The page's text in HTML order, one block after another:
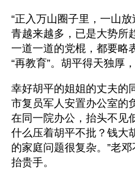
“正入万山圈子里，一山
青越来越多，已是大势所
一道一道的党棍，都要略
“再教育”。胡平得天独厚
幸好胡平的姐姐的丈夫的
市复员军人安置办公室的
在同一院办公，抬头不见
什么压着胡平不批？钱大
的家庭问题很复杂。”老
抬贵手。